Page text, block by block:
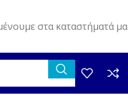
στα καταστήματά